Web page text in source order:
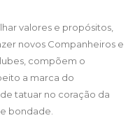
valores e propósitos,
novos Companheiros e
compõem o
a marca do
tatuar no coração da
bondade.